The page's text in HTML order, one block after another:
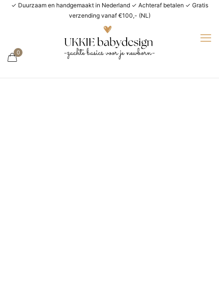
✓ Duurzaam en handgemaakt in Nederland ✓ Achteraf betalen ✓ Gratis
verzending vanaf €100,- (NL)
0